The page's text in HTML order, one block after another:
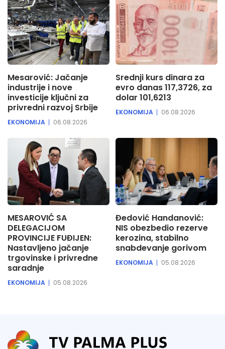
Mesarović: Jačanje
industrije i nove
investicije ključni za
privredni razvoj Srbije
EKONOMIJA 06.08.2026
Srednji kurs dinara za
evro danas 117,3726, za
dolar 101,6213
EKONOMIJA 06.08.2026
MESAROVIĆ SA
DELEGACIJOM
PROVINCIJE FUĐIJEN:
Nastavljeno jačanje
trgovinske i privredne
saradnje
EKONOMIJA 05.08.2026
Đedović Handanović:
NIS obezbedio rezerve
kerozina, stabilno
snabdevanje gorivom
EKONOMIJA 05.08.2026